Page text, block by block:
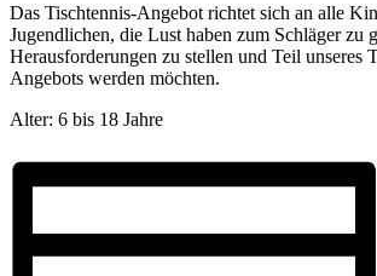
Das Tischtennis-Angebot richtet sich an alle
Jugendlichen, die Lust haben zum Schläger zu
Herausforderungen zu stellen und Teil unseres
Angebots werden möchten.
Alter: 6 bis 18 Jahre